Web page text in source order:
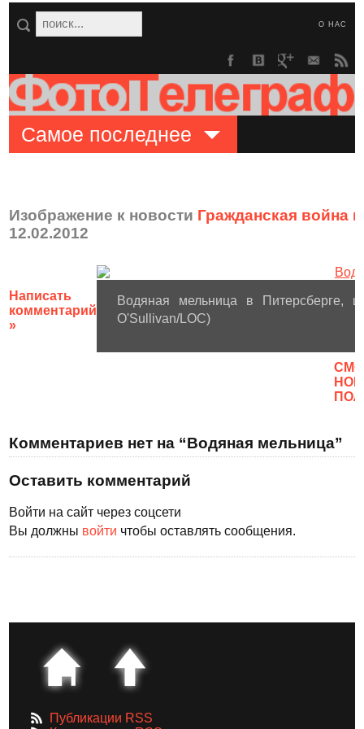
О НАС
Самое последнее
Изображение к новости Гражданская война
12.02.2012
Написать
комментарий
»
Водяная мельница в Питерсберге,
O'Sullivan/LOC)
Комментариев нет на “Водяная мельница”
Оставить комментарий
Войти на сайт через соцсети
Вы должны войти чтобы оставлять сообщения.
Публикации RSS